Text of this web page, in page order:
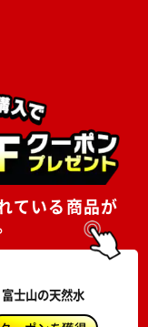
ている商品が
富士山の天然水